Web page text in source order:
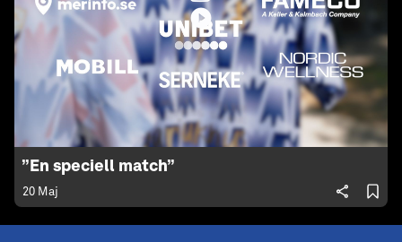
”En speciell match”
20 Maj